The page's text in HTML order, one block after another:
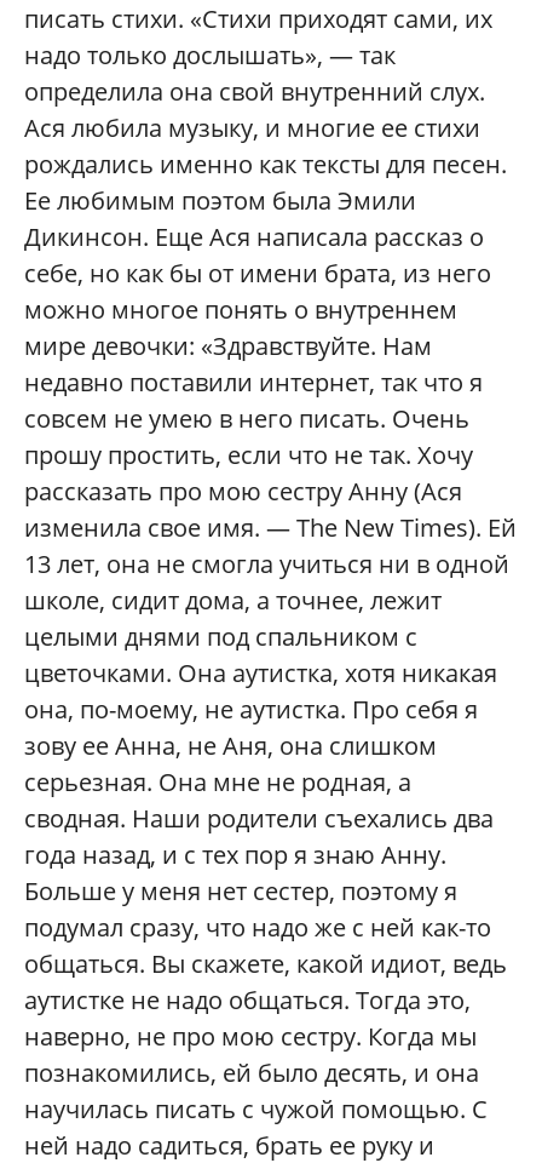
писать стихи. «Стихи приходят сами, их
надо только дослышать», — так
определила она свой внутренний слух.
Ася любила музыку, и многие ее стихи
рождались именно как тексты для песен.
Ее любимым поэтом была Эмили
Дикинсон. Еще Ася написала рассказ о
себе, но как бы от имени брата, из него
можно многое понять о внутреннем
мире девочки: «Здравствуйте. Нам
недавно поставили интернет, так что я
совсем не умею в него писать. Очень
прошу простить, если что не так. Хочу
рассказать про мою сестру Анну (Ася
изменила свое имя. — The New Times). Ей
13 лет, она не смогла учиться ни в одной
школе, сидит дома, а точнее, лежит
целыми днями под спальником с
цветочками. Она аутистка, хотя никакая
она, по-моему, не аутистка. Про себя я
зову ее Анна, не Аня, она слишком
серьезная. Она мне не родная, а
сводная. Наши родители съехались два
года назад, и с тех пор я знаю Анну.
Больше у меня нет сестер, поэтому я
подумал сразу, что надо же с ней как-то
общаться. Вы скажете, какой идиот, ведь
аутистке не надо общаться. Тогда это,
наверно, не про мою сестру. Когда мы
познакомились, ей было десять, и она
научилась писать с чужой помощью. С
ней надо садиться, брать ее руку и